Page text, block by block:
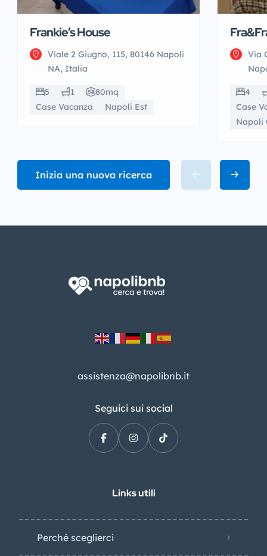
Frankie’s House
Viale 2 Giugno, 115, 80146 Napoli
NA, Italia
5 1
80mq
Case Vacanza
Napoli Est
Via
4
Case
Napoli
Inizia una nuova ricerca
assistenza@napolibnb.it
Seguici sui social
Links utili
Perché sceglierci